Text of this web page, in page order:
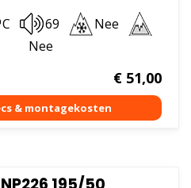
C 69
Nee
Nee
€51,00